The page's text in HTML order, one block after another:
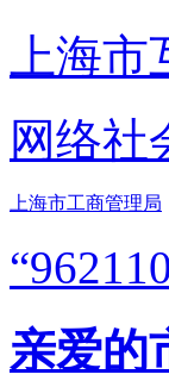
上海市
网络社
上海市工商管理局
亲爱的